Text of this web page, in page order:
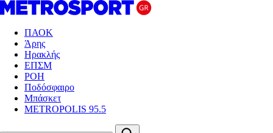
ΠΑΟΚ
Άρης
Ηρακλής
ΕΠΣΜ
ΡΟΗ
Ποδόσφαιρο
Μπάσκετ
METROPOLIS 95.5